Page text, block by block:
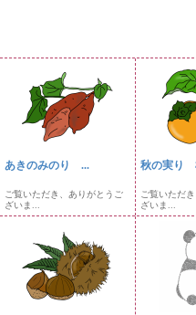
あきのみのり ...
ご覧いただき、ありがとうご
ざいま...
秋の実り
ご覧いただ
ざいま...